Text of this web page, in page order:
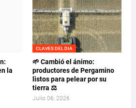
la
CLAVES DEL DIA
🌱 Cambió el ánimo:
productores de Pergamino
listos para pelear por su
tierra ⚖️
Julio 06, 2026